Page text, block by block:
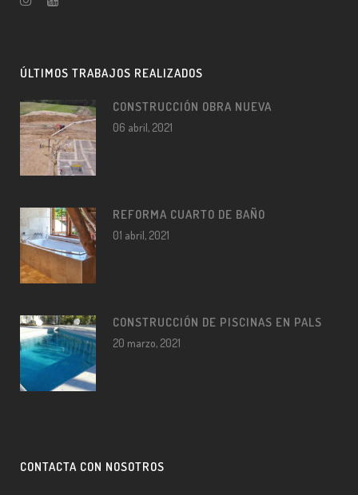
ÚLTIMOS TRABAJOS REALIZADOS
CONSTRUCCIÓN OBRA NUEVA
06 abril, 2021
REFORMA CUARTO DE BAÑO
01 abril, 2021
CONSTRUCCIÓN DE PISCINAS EN PALS
20 marzo, 2021
CONTACTA CON NOSOTROS